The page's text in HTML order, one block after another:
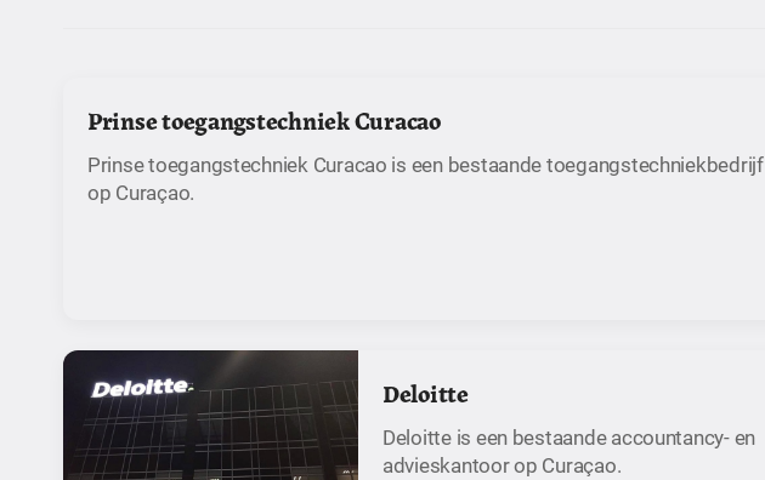
Prinse toegangstechniek Curacao
Prinse toegangstechniek Curacao is een bestaande toegangstechniekbedrijf
op Curaçao.
Deloitte
Deloitte is een bestaande accountancy- en
advieskantoor op Curaçao.